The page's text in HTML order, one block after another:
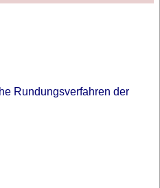
Rundungsverfahren der